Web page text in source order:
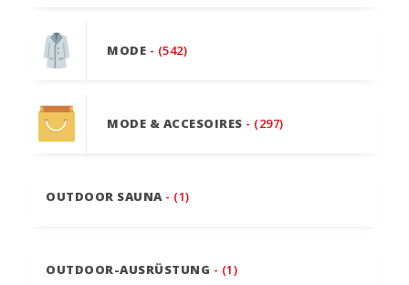
MODE - (542)
MODE & ACCESOIRES - (297)
OUTDOOR SAUNA - (1)
OUTDOOR-AUSRÜSTUNG - (1)